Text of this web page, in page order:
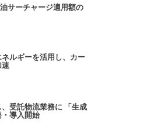
サーチャージ適用額の
ルギーを活用し、カー
速
受託物流業務に 「生成
導入開始